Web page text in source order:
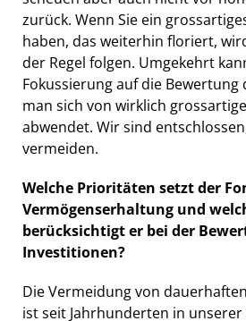
zurück. Wenn Sie ein
haben, das weiterhin floriert,
der Regel folgen. Umgekehrt
Fokussierung auf die Bewertung
man sich von wirklich
abwendet. Wir sind
vermeiden.
Welche Prioritäten setzt der
Vermögenserhaltung und
berücksichtigt er bei der
Investitionen?
Die Vermeidung von
ist seit Jahrhunderten in